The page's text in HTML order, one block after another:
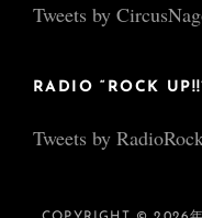
Tweets by
RADIO “ROCK
Tweets by